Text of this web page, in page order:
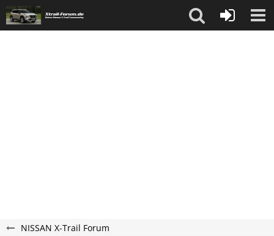
NISSAN X-Trail Forum